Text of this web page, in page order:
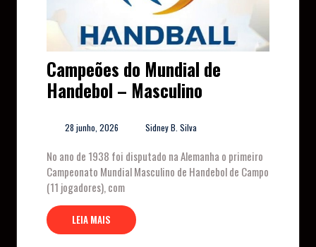
Campeões do Mundial de
Handebol – Masculino
28 junho, 2026 Sidney B. Silva
No ano de 1938 foi disputado na Alemanha o primeiro
Campeonato Mundial Masculino de Handebol de Campo
(11 jogadores), com
LEIA MAIS